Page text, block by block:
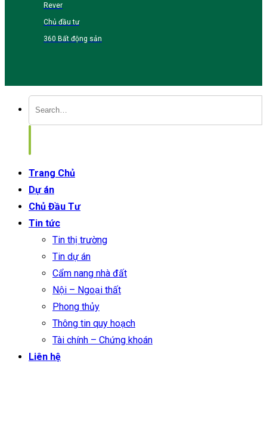
Rever
Chủ đầu tư
360 Bất động sản
Trang Chủ
Dự án
Chủ Đầu Tư
Tin tức
Tin thị trường
Tin dự án
Cẩm nang nhà đất
Nội – Ngoại thất
Phong thủy
Thông tin quy hoạch
Tài chính – Chứng khoán
Liên hệ